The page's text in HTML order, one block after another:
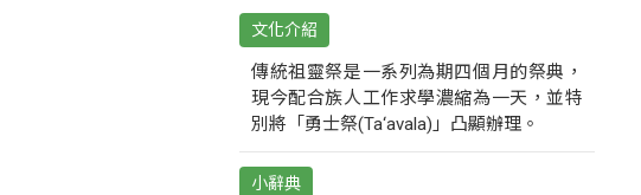
文化介紹
傳統祖靈祭是一系列為期四個月的祭典，
現今配合族人工作求學濃縮為一天，並特
別將「勇士祭(Ta‘avala)」凸顯辦理。
小辭典